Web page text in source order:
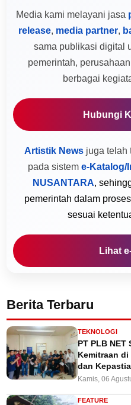
Media kami melayani jasa
release, media partner,
sama publikasi digital
pemerintah,
berbagai
Hubungi
Artistik Newsjuga telah
pada sistem e-Katalog/
NUSANTARA,
pemerintah dalam
sesuai
Lihat
Berita Terbaru
TEKNOLOGI
PT PLB
Kemitraan
dan
Kamis, 06
FEATURE